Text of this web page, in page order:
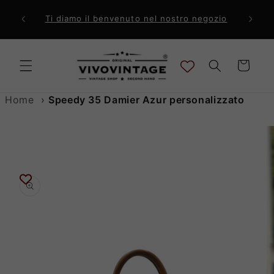
direttamente
ai contenuti
a 99€ Ti diamo il benvenuto nel nostro negozio
Carrello
Home › Speedy 35 Damier Azur personalizzato